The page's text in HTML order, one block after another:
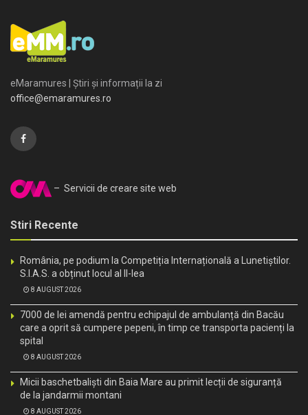
eMaramures | Știri și informații la zi
office@emaramures.ro
– Servicii de creare site web
Stiri Recente
România, pe podium la Competiția Internațională a Lunetiștilor.
S.I.A.S. a obținut locul al II-lea
8 AUGUST 2026
7000 de lei amendă pentru echipajul de ambulanță din Bacău
care a oprit să cumpere pepeni, în timp ce transporta pacienți la
spital
8 AUGUST 2026
Micii baschetbaliști din Baia Mare au primit lecții de siguranță
de la jandarmii montani
8 AUGUST 2026